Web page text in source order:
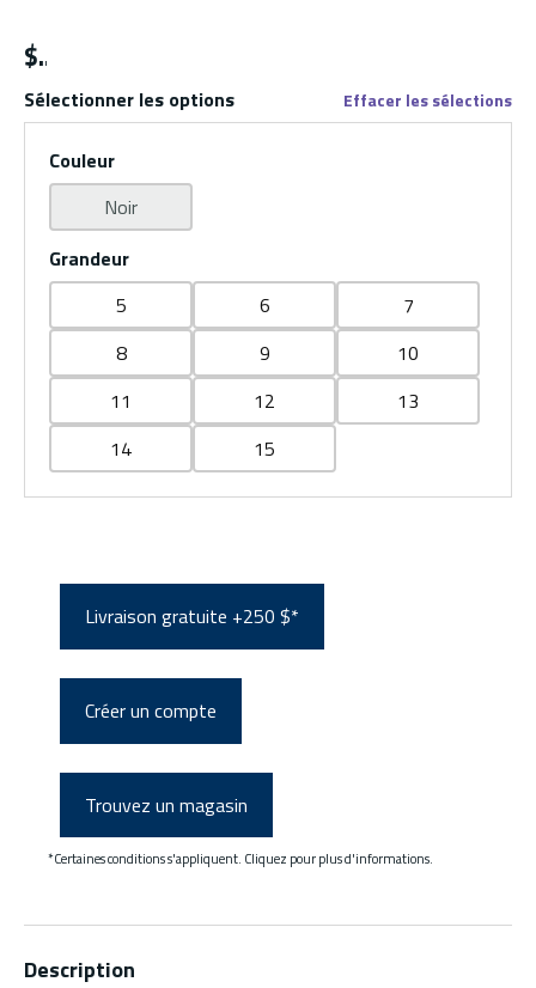
$
Sélectionner les options Effacer les sélections
Couleur
Noir
Grandeur
5
6
7
8
9
10
11
12
13
14
15
Livraison gratuite +250 $*
Créer un compte
Trouvez un magasin
*Certaines conditions s'appliquent. Cliquez pour plus d'informations.
Description